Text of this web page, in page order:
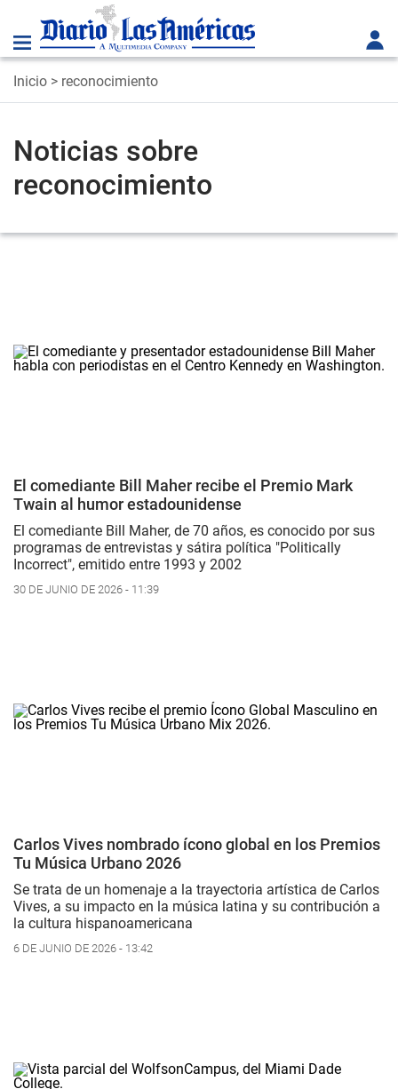
Inicio > reconocimiento
Noticias sobre
reconocimiento
El comediante Bill Maher recibe el Premio Mark
Twain al humor estadounidense
El comediante Bill Maher, de 70 años, es conocido por sus
programas de entrevistas y sátira política "Politically
Incorrect", emitido entre 1993 y 2002
30 DE JUNIO DE 2026 - 11:39
Carlos Vives nombrado ícono global en los Premios
Tu Música Urbano 2026
Se trata de un homenaje a la trayectoria artística de Carlos
Vives, a su impacto en la música latina y su contribución a
la cultura hispanoamericana
6 DE JUNIO DE 2026 - 13:42